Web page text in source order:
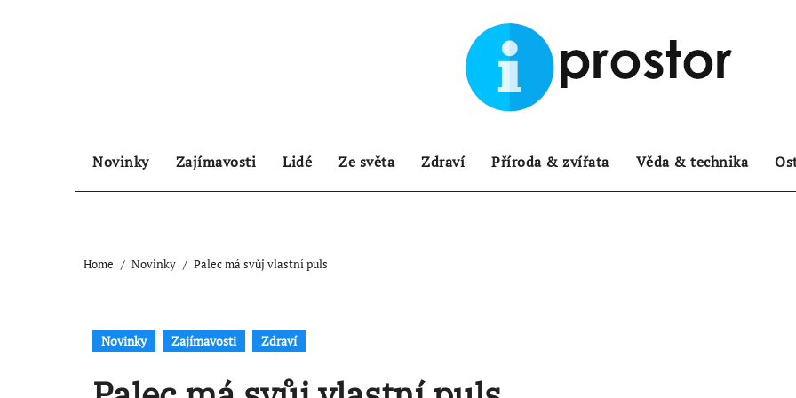
Novinky Zajímavosti Lidé Ze světa Zdraví Příroda & zvířata Věda & technika
Home Novinky Palec má svůj vlastní puls
Novinky Zajímavosti Zdraví